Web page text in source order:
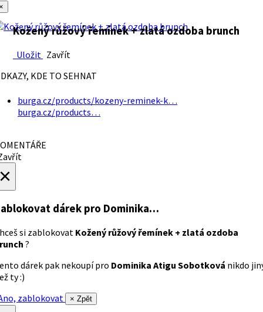
Kožený růžový řemínek + zlatá ozdoba brunch
Uložit Zavřít
KDE TO SEHNAT
burga.cz/products/kozeny-reminek-k…
burga.cz/products…
dárek pro Dominika…
si zablokovat Kožený růžový řemínek + zlatá ozdoba
?
dárek pak nekoupí pro Dominika Atigu Sobotková nikdo
ty :)
zablokovat
× Zpět